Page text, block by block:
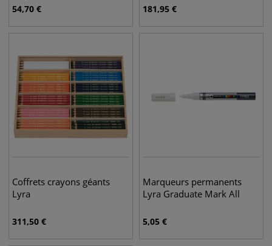
54,70 € 181,95 €
Coffrets crayons géants
Lyra
311,50 €
Marqueurs permanents
Lyra Graduate Mark All
5,05 €